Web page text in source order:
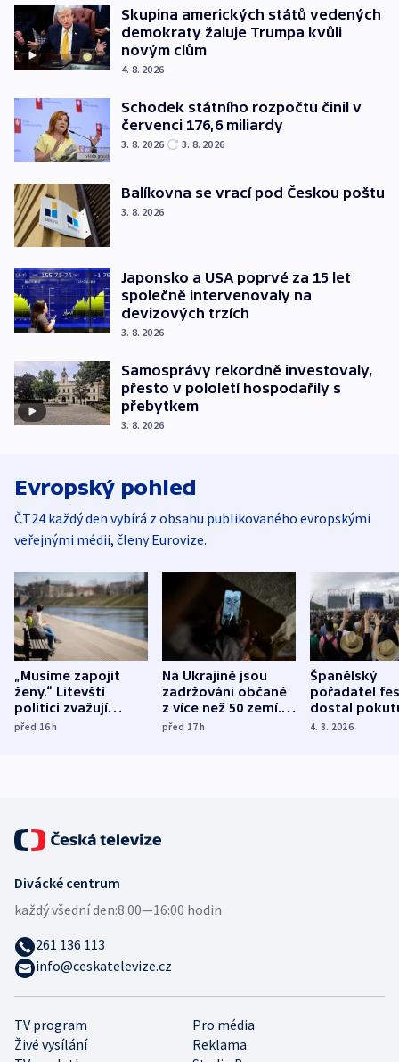
Skupina amerických států vedených
demokraty žaluje Trumpa kvůli
novým clům
4. 8. 2026
Schodek státního rozpočtu činil v
červenci 176,6 miliardy
3. 8. 2026 3. 8. 2026
Balíkovna se vrací pod Českou poštu
3. 8. 2026
Japonsko a USA poprvé za 15 let
společně intervenovaly na
devizových trzích
3. 8. 2026
Samosprávy rekordně investovaly,
přesto v pololetí hospodařily s
přebytkem
3. 8. 2026
Evropský pohled
ČT24 každý den vybírá z obsahu publikovaného evropskými
veřejnými médii, členy Eurovize.
„Musíme zapojit
ženy.“ Litevští
politici zvažují
dohodu o
před 16h
Na Ukrajině jsou
zadržováni občané
z více než 50 zemí.
Bojovali na straně
před 17h
Španělský
pořadatel
dostal
nekalé
4. 8. 2026
TV program
Pro média
Živé vysílání
Reklama
Divácké centrum
každý všední den:8:00—16:00 hodin
261 136 113
info@ceskatelevize.cz